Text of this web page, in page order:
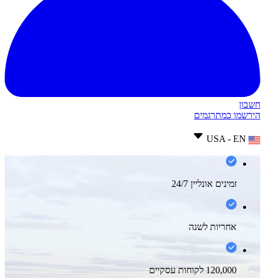
חשבון
הירשמו כמתרגמים
USA - EN
זמינים אונליין 24/7
אחריות לשנה
120,000 לקוחות עסקיים